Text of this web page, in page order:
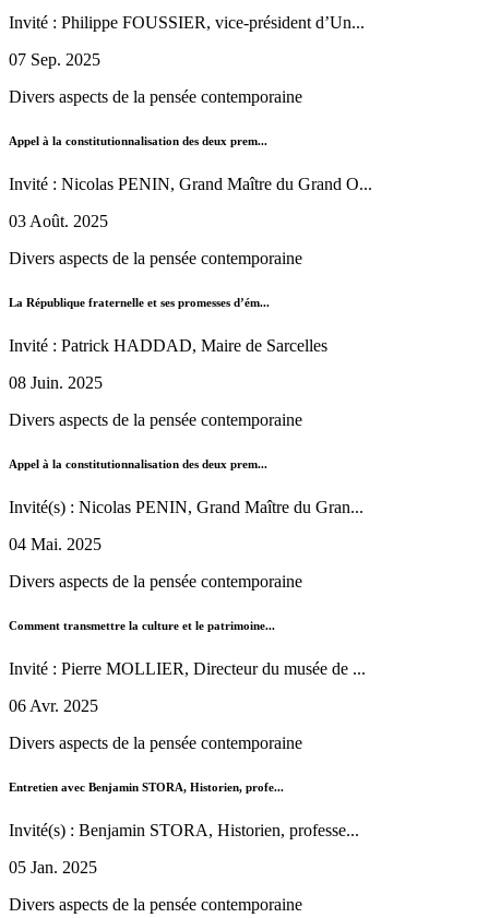
Invité : Philippe FOUSSIER, vice-président d’Un...
07 Sep. 2025
Divers aspects de la pensée contemporaine
Appel à la constitutionnalisation des deux prem...
Invité : Nicolas PENIN, Grand Maître du Grand O...
03 Août. 2025
Divers aspects de la pensée contemporaine
La République fraternelle et ses promesses d’ém...
Invité : Patrick HADDAD, Maire de Sarcelles
08 Juin. 2025
Divers aspects de la pensée contemporaine
Appel à la constitutionnalisation des deux prem...
Invité(s) : Nicolas PENIN, Grand Maître du Gran...
04 Mai. 2025
Divers aspects de la pensée contemporaine
Comment transmettre la culture et le patrimoine...
Invité : Pierre MOLLIER, Directeur du musée de ...
06 Avr. 2025
Divers aspects de la pensée contemporaine
Entretien avec Benjamin STORA, Historien, profe...
Invité(s) : Benjamin STORA, Historien, professe...
05 Jan. 2025
Divers aspects de la pensée contemporaine